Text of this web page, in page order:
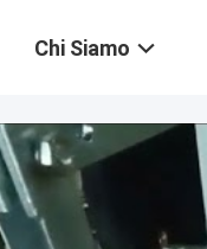
Chi Siamo